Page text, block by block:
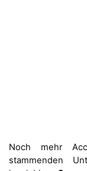
Noch mehr
stammenden